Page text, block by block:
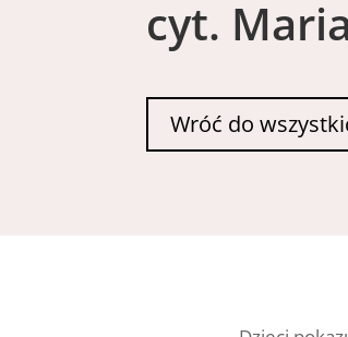
cyt.
Wróć do